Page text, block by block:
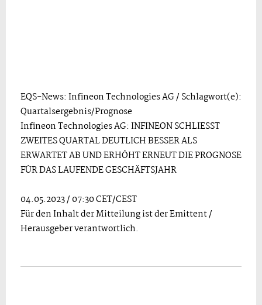
EQS-News: Infineon Technologies AG / Schlagwort(e):
Quartalsergebnis/Prognose
Infineon Technologies AG: INFINEON SCHLIESST
ZWEITES QUARTAL DEUTLICH BESSER ALS
ERWARTET AB UND ERHÖHT ERNEUT DIE PROGNOSE
FÜR DAS LAUFENDE GESCHÄFTSJAHR
04.05.2023 / 07:30 CET/CEST
Für den Inhalt der Mitteilung ist der Emittent /
Herausgeber verantwortlich.